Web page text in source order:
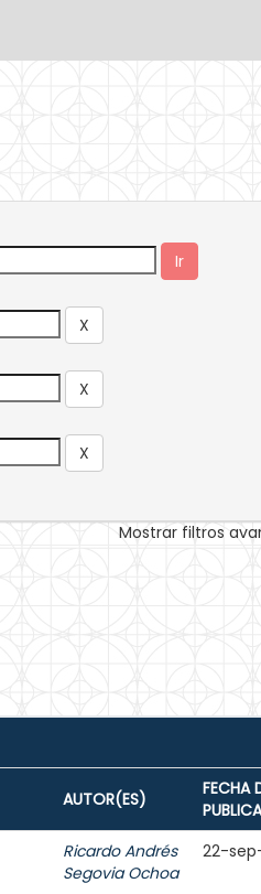
Mostrar filtros
AUTOR(ES)
FECHA
Ricardo Andrés
Segovia Ochoa
22-